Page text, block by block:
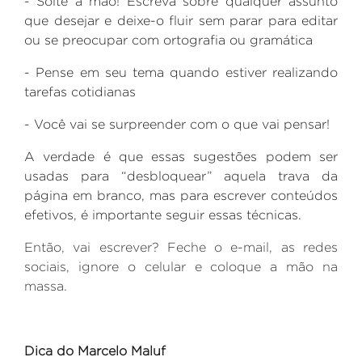
que desejar e deixe-o fluir sem parar para editar
ou se preocupar com ortografia ou gramática
- Pense em seu tema quando estiver realizando
tarefas cotidianas
- Você vai se surpreender com o que vai pensar!
A verdade é que essas sugestões podem ser
usadas para “desbloquear” aquela trava da
página em branco, mas para escrever conteúdos
efetivos, é importante seguir essas técnicas.
Então, vai escrever? Feche o e-mail, as redes
sociais, ignore o celular e coloque a mão na
massa.
Dica do Marcelo Maluf